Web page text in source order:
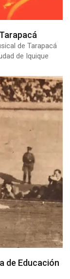
de Tarapacá
de Iquique
de Educación